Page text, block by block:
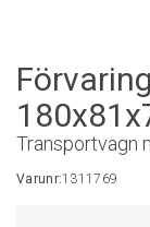
Transportvagn
Varunr:1311769